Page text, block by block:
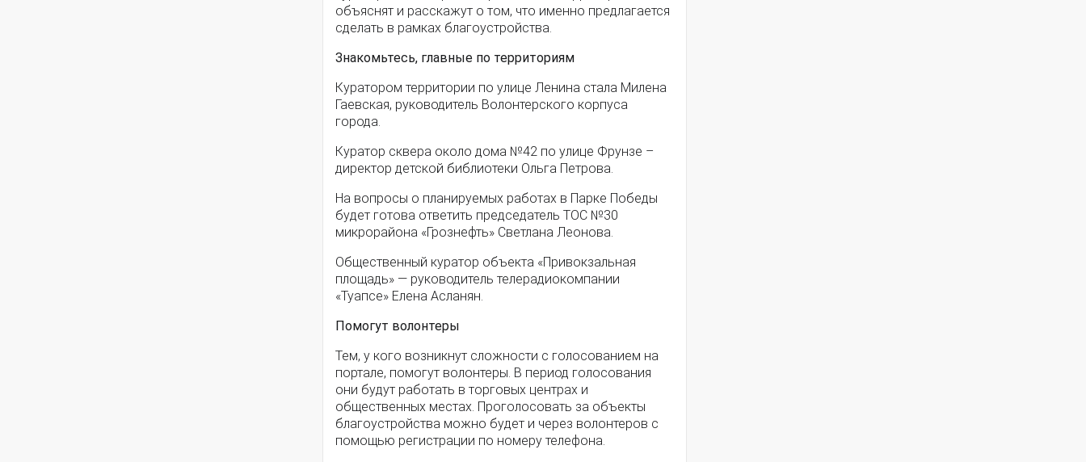
объяснят и расскажут о том, что именно предлагается
сделать в рамках благоустройства.
Знакомьтесь, главные по территориям
Куратором территории по улице Ленина стала Милена
Гаевская, руководитель Волонтерского корпуса
города.
Куратор сквера около дома №42 по улице Фрунзе –
директор детской библиотеки Ольга Петрова.
На вопросы о планируемых работах в Парке Победы
будет готова ответить председатель ТОС №30
микрорайона «Грознефть» Светлана Леонова.
Общественный куратор объекта «Привокзальная
площадь» — руководитель телерадиокомпании
«Туапсе» Елена Асланян.
Помогут волонтеры
Тем, у кого возникнут сложности с голосованием на
портале, помогут волонтеры. В период голосования
они будут работать в торговых центрах и
общественных местах. Проголосовать за объекты
благоустройства можно будет и через волонтеров с
помощью регистрации по номеру телефона.